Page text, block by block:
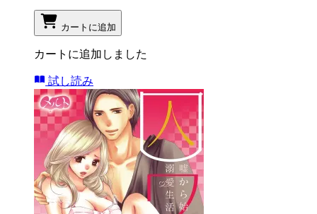
カートに追加
カートに追加しました
試し読み